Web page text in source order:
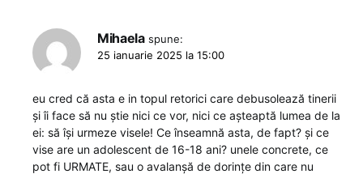
Mihaela spune:
25 ianuarie 2025 la 15:00
eu cred că asta e in topul retorici care debusolează tinerii
și îi face să nu știe nici ce vor, nici ce așteaptă lumea de la
ei: să își urmeze visele! Ce înseamnă asta, de fapt? și ce
vise are un adolescent de 16-18 ani? unele concrete, ce
pot fi URMATE, sau o avalanșă de dorințe din care nu